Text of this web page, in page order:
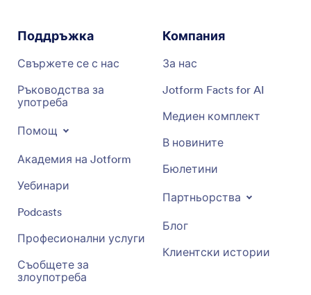
Поддръжка
Свържете се с нас
Ръководства за
употреба
Помощ
Академия на Jotform
Уебинари
Podcasts
Професионални услуги
Съобщете за
злоупотреба
Компания
За нас
Jotform Facts for AI
Медиен комплект
В новините
Бюлетини
Партньорства
Блог
Клиентски истории